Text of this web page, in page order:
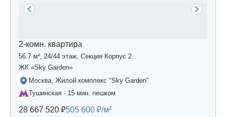
2-комн. квартира
56.7 м², 24/44 этаж, Секция Корпус 2
ЖК «Sky Garden»
Москва, Жилой комплекс "Sky Garden"
Тушинская · 15 мин. пешком
28 667 520 ₽505 600 ₽/м²